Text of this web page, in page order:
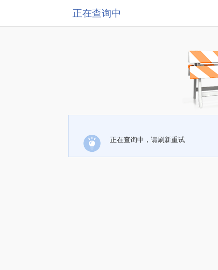
正在查询中
正在查询中，请刷新重试